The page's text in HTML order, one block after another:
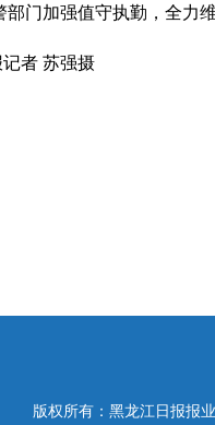
门加强值守执勤，全力
者 苏强摄
版权所有：黑龙江日报报